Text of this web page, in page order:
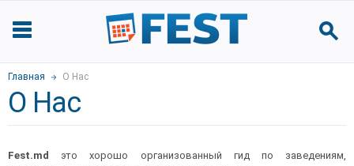
Главная О Нас
О Нас
Fest.md
это хорошо организованный гид по заведениям,